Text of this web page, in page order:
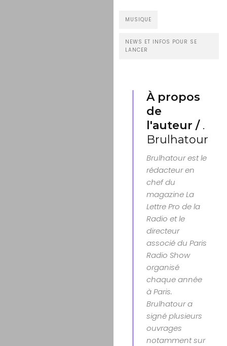
MUSIQUE
NEWS ET INFOS POUR SE
LANCER
À propos
de
l'auteur / .
Brulhatour
Brulhatour est le
rédacteur en
chef du
magazine La
Lettre Pro de la
Radio et le
directeur
associé du Paris
Radio Show
organisé
chaque année
à Paris.
Brulhatour a
signé plusieurs
ouvrages
notamment sur